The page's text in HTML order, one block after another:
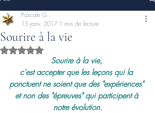
Sourire à la vie
Pascale G.
15 janv. 2017 1 min de lecture
Noté NaN étoiles sur 5.
Sourire à la vie,
c'est accepter que les leçons qui la
ponctuent ne soient que des "expériences"
et non des "épreuves" qui participent à
notre évolution.